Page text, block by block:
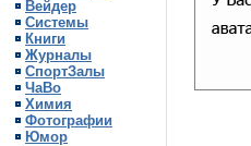
Вейдер
Системы
Книги
Журналы
СпортЗалы
ЧаВо
Химия
Фотографии
Юмор